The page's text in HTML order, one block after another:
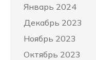
Январь 2024
Декабрь 2023
Ноябрь 2023
Октябрь 2023